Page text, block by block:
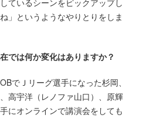
ているシーンをピックアップし
」というようなやりとりをしま
は何か変化はありますか？
でＪリーグ選手になった杉岡、
高宇洋（レノファ山口）、原輝
にオンラインで講演会をしても